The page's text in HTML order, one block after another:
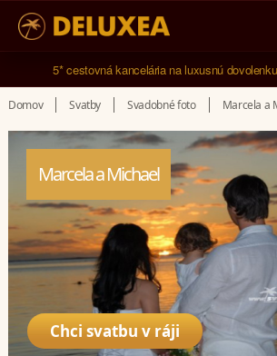
5* cestovná kancelária na luxusnú
Domov Svatby Svadobné foto Marcela a
Marcela a Michael
Chci svatbu v ráji